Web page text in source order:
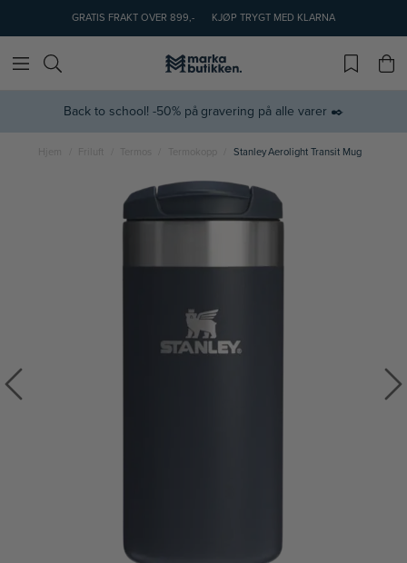
GRATIS FRAKT OVER 899,- KJØP TRYGT MED KLARNA
Back to school! -50% på gravering på alle varer ✒️
Hjem Friluft Termokopp Stanley Aerolight Transit Mug